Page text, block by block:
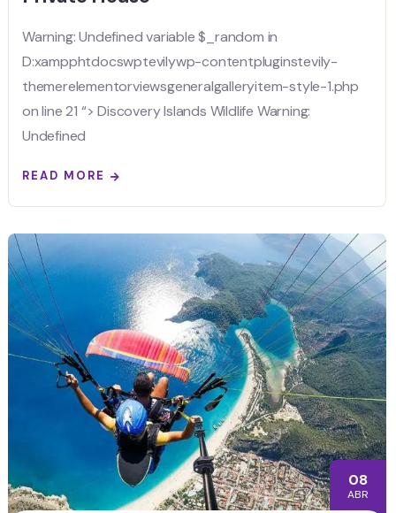
Warning: Undefined variable $_random in
D:xampphtdocswptevilywp-contentpluginstevily-
themerelementorviewsgeneralgalleryitem-style-1.php
on line 21 “> Discovery Islands Wildlife Warning:
Undefined
READ MORE
08
ABR